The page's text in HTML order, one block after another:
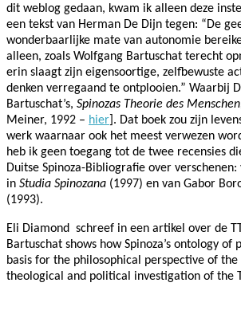
dit weblog gedaan, kwam ik alleen deze
een tekst van Herman De Dijn tegen: “De
wonderbaarlijke mate van autonomie
alleen, zoals Wolfgang Bartuschat terecht
erin slaagt zijn eigensoortige, zelfbewuste
denken verregaand te ontplooien.” Waarbij
Bartuschat’s, Spinozas Theorie des
Meiner, 1992 – hier ]. Dat boek zou zijn
werk waarnaar ook het meest verwezen
heb ik geen toegang tot de twee recensies
Duitse Spinoza-Bibliografie over verschenen:
in Studia Spinozana (1997) en van Gabor
(1993).
Eli Diamond schreef in een artikel over de
Bartuschat shows how Spinoza’s ontology
basis for the philosophical perspective of the
theological and political investigation of the